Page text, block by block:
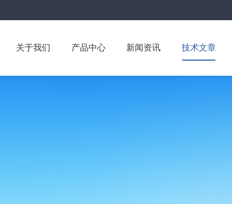
关于我们 产品中心 新闻资讯 技术文章